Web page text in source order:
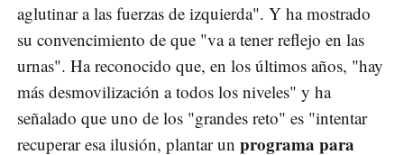
aglutinar a las fuerzas de izquierda". Y ha mostrado
su convencimiento de que "va a tener reflejo en las
urnas". Ha reconocido que, en los últimos años, "hay
más desmovilización a todos los niveles" y ha
señalado que uno de los "grandes reto" es "intentar
recuperar esa ilusión, plantar un programa para